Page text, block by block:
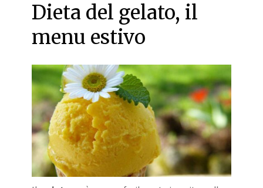
Dieta del gelato, il
menu estivo